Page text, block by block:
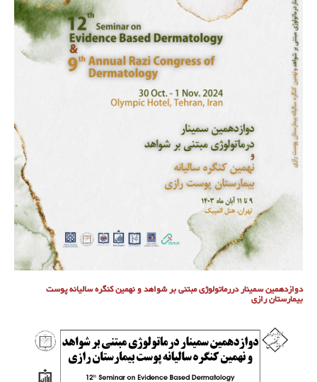
دوازدهمین سمینار دررماتولوژی مبتنی بر شواهد و نهمین کنگره سالیانه پوست
بیمارستان رازی